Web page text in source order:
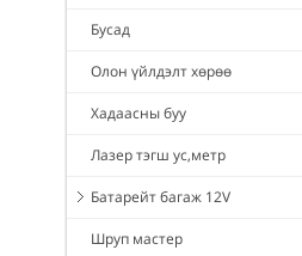
Бусад
Олон үйлдэлт хөрөө
Хадаасны буу
Лазер тэгш ус,метр
Батарейт багаж 12V
Шруп мастер